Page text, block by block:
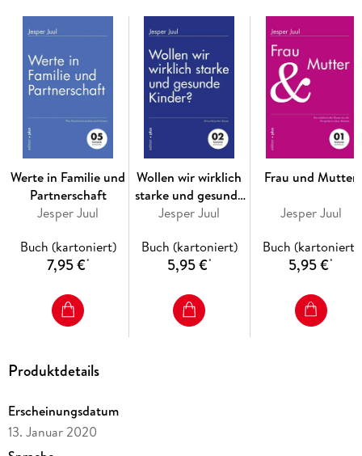
Eltern-Kind-Beziehung gestärkt aus dieser Phase hervorgeht.
Werte in Familie und
Partnerschaft
Jesper Juul
Buch (kartoniert)
7,95 €*
Wollen wir wirklich
starke und gesunde
Kinder?
Jesper Juul
Buch (kartoniert)
5,95 €*
Frau und Mutter
Jesper Juul
Buch (kartoniert)
5,95 €*
Produktdetails
Erscheinungsdatum
13. Januar 2020